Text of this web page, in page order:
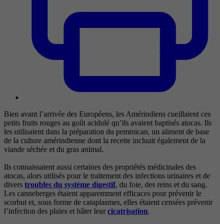
Bien avant l’arrivée des Européens, les Amérindiens cueillaient ces
petits fruits rouges au goût acidulé qu’ils avaient baptisés atocas. Ils
les utilisaient dans la préparation du pemmican, un aliment de base
de la culture amérindienne dont la recette incluait également de la
viande séchée et du gras animal.
Ils connaissaient aussi certaines des propriétés médicinales des
atocas, alors utilisés pour le traitement des infections urinaires et de
divers troubles du système digestif, du foie, des reins et du sang.
Les canneberges étaient apparemment efficaces pour prévenir le
scorbut et, sous forme de cataplasmes, elles étaient censées prévenir
l’infection des plaies et hâter leur cicatrisation.